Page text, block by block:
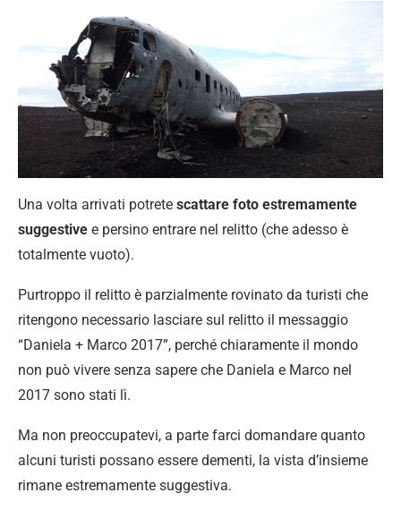
Una volta arrivati potrete scattare foto estremamente
suggestive e persino entrare nel relitto (che adesso è
totalmente vuoto).
Purtroppo il relitto è parzialmente rovinato da turisti che
ritengono necessario lasciare sul relitto il messaggio
“Daniela + Marco 2017”, perché chiaramente il mondo
non può vivere senza sapere che Daniela e Marco nel
2017 sono stati lì.
Ma non preoccupatevi, a parte farci domandare quanto
alcuni turisti possano essere dementi, la vista d’insieme
rimane estremamente suggestiva.